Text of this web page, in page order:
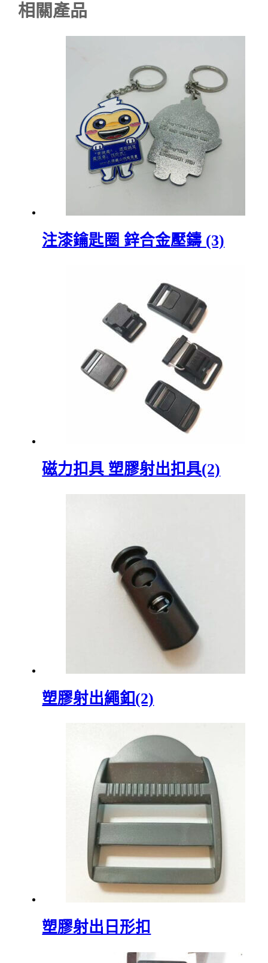
相關產品
注漆鑰匙圈 鋅合金壓鑄 (3)
磁力扣具 塑膠射出扣具(2)
塑膠射出繩釦(2)
塑膠射出日形扣